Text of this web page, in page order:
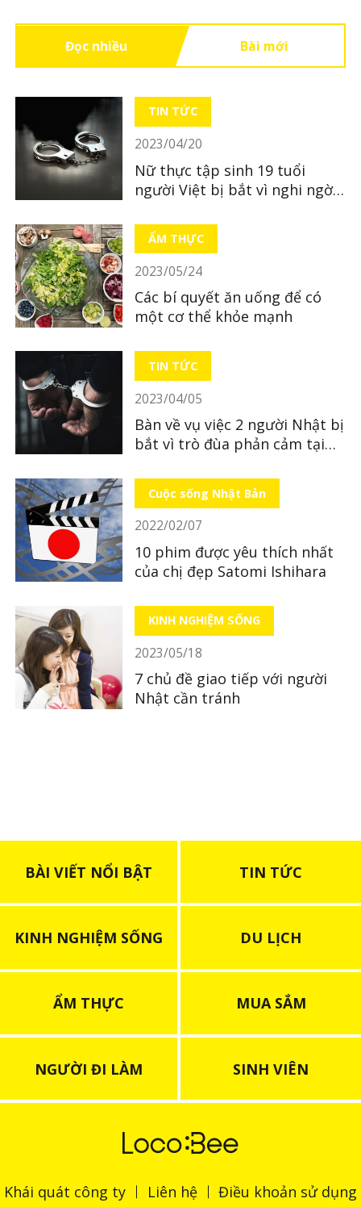
Đọc nhiều Bài mới
TIN TỨC
2023/04/20
Nữ thực tập sinh 19 tuổi
người Việt bị bắt vì nghi ngờ
ẨM THỰC
2023/05/24
Các bí quyết ăn uống để có
một cơ thể khỏe mạnh
TIN TỨC
2023/04/05
Bàn về vụ việc 2 người Nhật bị
bắt vì trò đùa phản cảm tại
Cuộc sống Nhật Bản
2022/02/07
10 phim được yêu thích nhất
của chị đẹp Satomi Ishihara
KINH NGHIỆM SỐNG
2023/05/18
7 chủ đề giao tiếp với người
Nhật cần tránh
BÀI VIẾT NỔI BẬT TIN TỨC
KINH NGHIỆM SỐNG DU LỊCH
ẨM THỰC MUA SẮM
NGƯỜI ĐI LÀM SINH VIÊN
Khái quát công ty Liên hệ Điều khoản sử dụng